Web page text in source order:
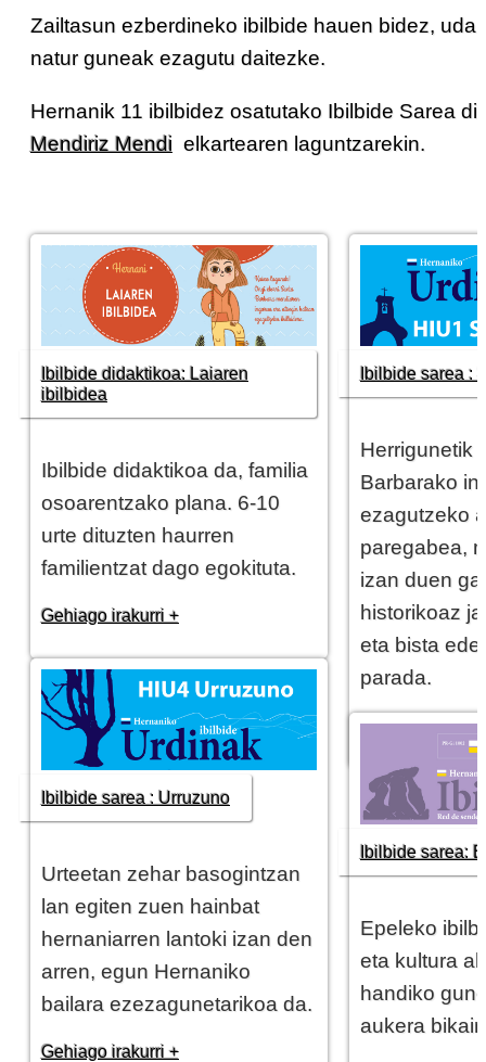
Zailtasun ezberdineko ibilbide hauen bidez,
natur guneak ezagutu daitezke.
Hernanik 11 ibilbidez osatutako Ibilbide Sarea
Mendiriz Mendi elkartearen laguntzarekin.
Ibilbide didaktikoa: Laiaren
ibilbidea
Ibilbide didaktikoa da, familia
osoarentzako plana. 6-10
urte di­tuz­­ten haurren
familientzat da­go egokituta.
Gehiago irakurri +
Ibilbide sarea :
Herrigunetik
Barbarako
ezagutzeko
paregabea,
izan duen
historikoaz
eta bista
parada.
Gehiago
Ibilbide sarea : Urruzuno
Urteetan zehar basogintzan
lan egiten zuen hainbat
hernaniarren lantoki izan den
arren, egun Hernaniko
bailara ezezagunetarikoa da.
Gehiago irakurri +
Ibilbide sarea:
Epeleko
eta kultura
handiko
aukera